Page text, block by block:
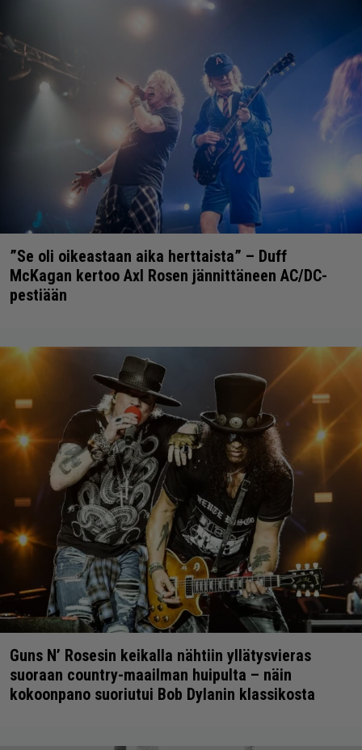
”Se oli oikeastaan aika herttaista” – Duff
McKagan kertoo Axl Rosen jännittäneen AC/DC-
pestiään
Guns N’ Rosesin keikalla nähtiin yllätysvieras
suoraan country-maailman huipulta – näin
kokoonpano suoriutui Bob Dylanin klassikosta